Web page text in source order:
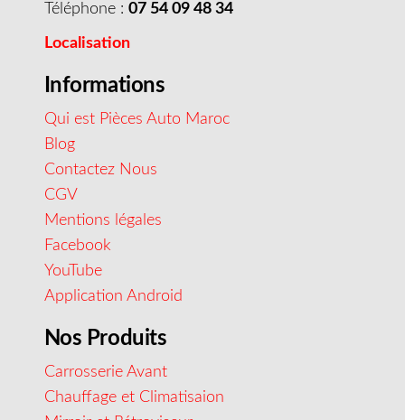
Téléphone : 07 54 09 48 34
Localisation
Informations
Qui est Pièces Auto Maroc
Blog
Contactez Nous
CGV
Mentions légales
Facebook
YouTube
Application Android
Nos Produits
Carrosserie Avant
Chauffage et Climatisaion